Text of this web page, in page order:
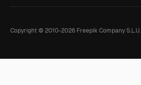
Copyright © 2010-2026Freepik Company S.L.U.